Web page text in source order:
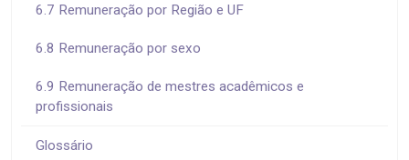
6.7 Remuneração por Região e UF
6.8 Remuneração por sexo
6.9 Remuneração de mestres acadêmicos e
profissionais
Glossário